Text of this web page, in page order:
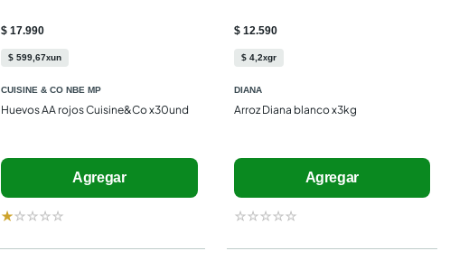
$ 17.990
$ 599 67xun
CUISINE & CO NBE MP
Huevos AA rojos Cuisine&Co x30und
Agregar
★☆☆☆☆
$ 12.590
$ 4, 2xgr
DIANA
Arroz Diana blanco x3kg
Agregar
☆☆☆☆☆